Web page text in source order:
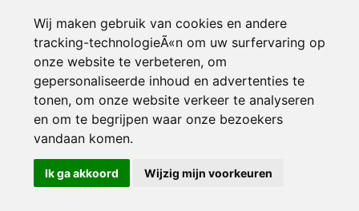
Wij maken gebruik van cookies en andere
tracking-technologieÃ«n om uw surfervaring op
onze website te verbeteren, om
gepersonaliseerde inhoud en advertenties te
tonen, om onze website verkeer te analyseren
en om te begrijpen waar onze bezoekers
vandaan komen.
Ik ga akkoord Wijzig mijn voorkeuren
© 2000-2026 UFE Media:Managersonline.nl|Brisk magazine
Partners:Autowereld.com